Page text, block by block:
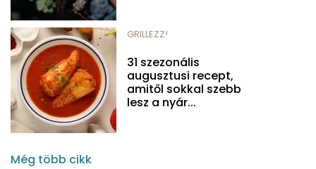
GRILLEZZ!
31 szezonális
augusztusi recept,
amitől sokkal szebb
lesz a nyár...
Még több cikk